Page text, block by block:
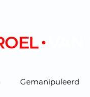
Gemanipuleerd